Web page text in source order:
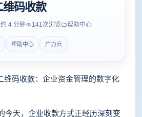
维码收款
约 4 分钟 141次浏览 帮助中心
帮助中心 广力云
码收款：企业资金管理的数字化
天，企业收款方式正经历深刻变